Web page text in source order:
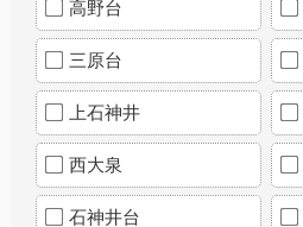
高野台
三原台
上石神井
西大泉
石神井台